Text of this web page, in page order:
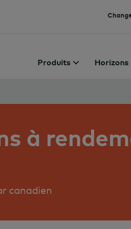
Produits Horizons
à
canadien